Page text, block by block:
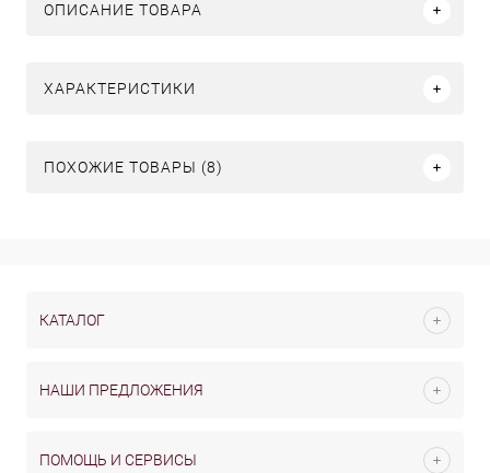
ОПИСАНИЕ ТОВАРА
ХАРАКТЕРИСТИКИ
ПОХОЖИЕ ТОВАРЫ (8)
КАТАЛОГ
НАШИ ПРЕДЛОЖЕНИЯ
ПОМОЩЬ И СЕРВИСЫ